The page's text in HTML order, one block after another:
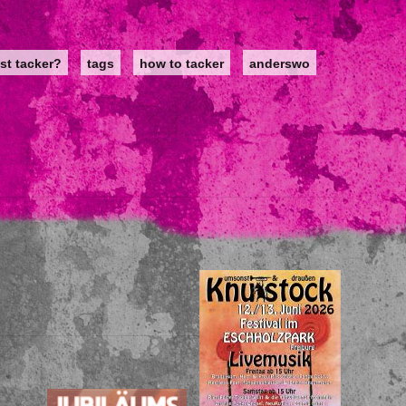
tacker? tags how to tacker anderswo